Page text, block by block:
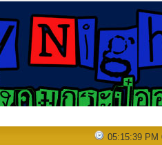
05:15:39